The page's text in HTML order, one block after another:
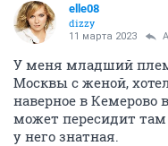
elle08
dizzy
11 марта 2023
У меня младший
Москвы с женой,
наверное в Кемерово
может пересидит там
у него знатная.